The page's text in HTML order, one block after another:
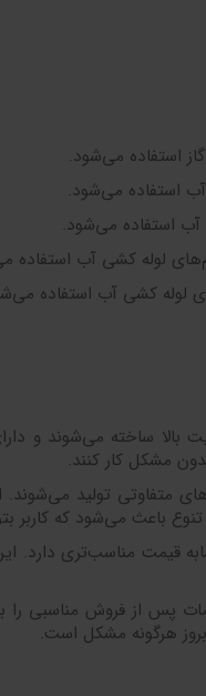
استفاده می‌شود.
استفاده می‌شود.
استفاده می‌شود.
لوله کشی آب استفاده
لوله کشی آب استفاده
بالا ساخته می‌شوند و
مشکل کار کنند.
متفاوتی تولید
باعث می‌شود که کاربر
قیمت مناسب‌تری
پس از فروش مناسبی
هرگونه مشکل است.